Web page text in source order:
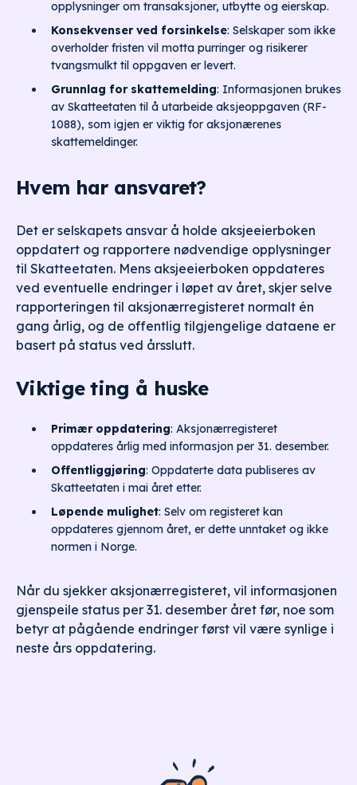
opplysninger om transaksjoner, utbytte og eierskap.
Konsekvenser ved forsinkelse: Selskaper som ikke
overholder fristen vil motta purringer og risikerer
tvangsmulkt til oppgaven er levert.
Grunnlag for skattemelding: Informasjonen brukes
av Skatteetaten til å utarbeide aksjeoppgaven (RF-
1088), som igjen er viktig for aksjonærenes
skattemeldinger.
Hvem har ansvaret?
Det er selskapets ansvar å holde aksjeeierboken
oppdatert og rapportere nødvendige opplysninger
til Skatteetaten. Mens aksjeeierboken oppdateres
ved eventuelle endringer i løpet av året, skjer selve
rapporteringen til aksjonærregisteret normalt én
gang årlig, og de offentlig tilgjengelige dataene er
basert på status ved årsslutt.
Viktige ting å huske
Primær oppdatering: Aksjonærregisteret
oppdateres årlig med informasjon per 31. desember.
Offentliggjøring: Oppdaterte data publiseres av
Skatteetaten i mai året etter.
Løpende mulighet: Selv om registeret kan
oppdateres gjennom året, er dette unntaket og ikke
normen i Norge.
Når du sjekker aksjonærregisteret, vil informasjonen
gjenspeile status per 31. desember året før, noe som
betyr at pågående endringer først vil være synlige i
neste års oppdatering.